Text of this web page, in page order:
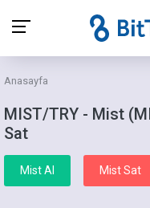
Anasayfa
MIST/TRY - Mist
Sat
Mist Al Mist Sat